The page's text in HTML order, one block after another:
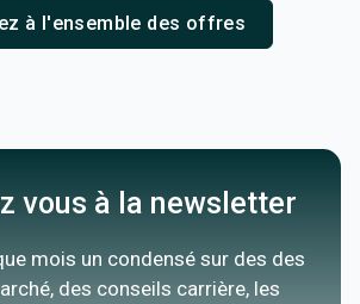
à l'ensemble des offres
vous à la newsletter
mois un condensé sur des des
des conseils carrière, les